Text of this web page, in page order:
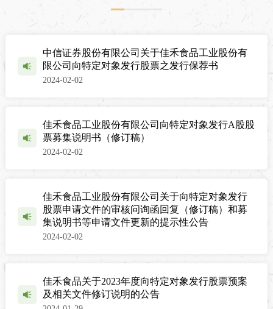
中信证券股份有限公司关于佳禾食品工业股份有
限公司向特定对象发行股票之发行保荐书
2024-02-02
佳禾食品工业股份有限公司向特定对象发行A股股
票募集说明书（修订稿）
2024-02-02
佳禾食品工业股份有限公司关于向特定对象发行
股票申请文件的审核问询函回复（修订稿）和募
集说明书等申请文件更新的提示性公告
2024-02-02
佳禾食品关于2023年度向特定对象发行股票预案
及相关文件修订说明的公告